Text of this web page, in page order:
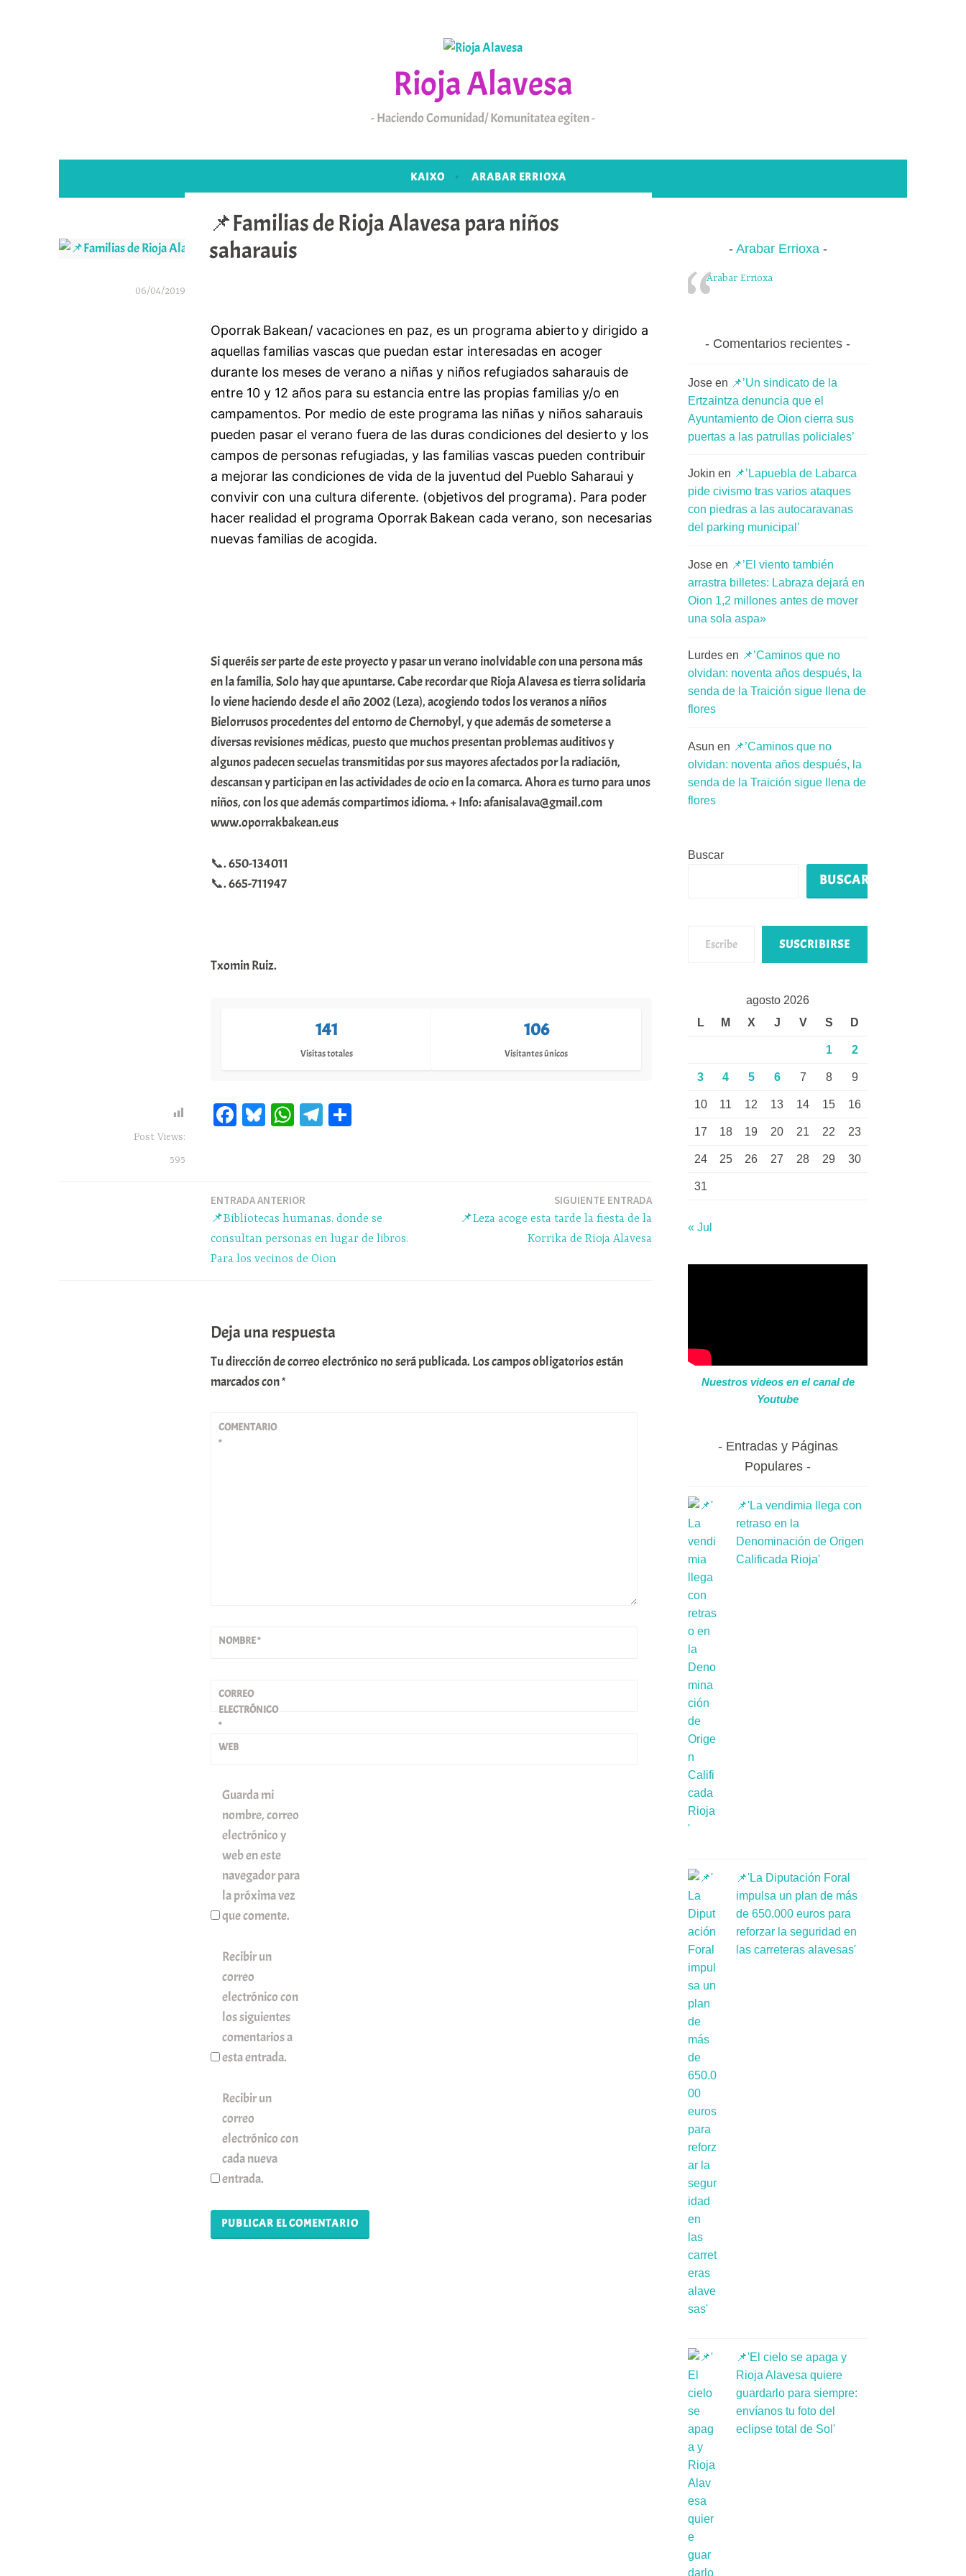
Rioja Alavesa
Haciendo Comunidad/ Komunitatea egiten
KAIXO ARABAR ERRIOXA
📌Familias de Rioja Alavesa para niños
saharauis
06/04/2019
Oporrak Bakean/ vacaciones en paz, es un programa abiertoy dirigido a
aquellas familias vascas que puedan estar interesadas en acoger
durante los meses de verano a niñas y niños refugiados saharauis de
entre 10 y 12 años para su estancia entre las propias familias y/o en
campamentos. Por medio de este programa las niñas y niños saharauis
pueden pasar el verano fuera de las duras condiciones del desierto y los
campos de personas refugiadas, y las familias vascas pueden contribuir
a mejorar las condiciones de vida de la juventud del Pueblo Saharaui y
convivir con una cultura diferente. (objetivos del programa). Para poder
hacer realidad el programa Oporrak Bakean cada verano, son necesarias
nuevas familias de acogida.
Si queréis ser parte de este proyecto y pasar un verano inolvidable con una persona más
en la familia, Solo hay que apuntarse. Cabe recordar que Rioja Alavesa es tierra solidaria
lo viene haciendo desde el año 2002 (Leza), acogiendo todos los veranos a niños
Bielorrusos procedentes del entorno de Chernobyl, y que además de someterse a
diversas revisiones médicas, puesto que muchos presentan problemas auditivos y
algunos padecen secuelas transmitidas por sus mayores afectados por la radiación,
descansan y participan en las actividades de ocio en la comarca. Ahora es turno para unos
niños, con los que además compartimos idioma. + Info: afanisalava@gmail.com
www.oporrakbakean.eus
📞. 650-134011
📞. 665-711947
Txomin Ruiz.
141
Visitas totales
106
Visitantes únicos
Post Views:
595
Fa Bl W
pp
Te
m rti
r
ENTRADA ANTERIOR
📌Bibliotecas humanas, donde se
consultan personas en lugar de libros.
Para los vecinos de Oion
SIGUIENTE ENTRADA
📌Leza acoge esta tarde la fiesta de la
Korrika de Rioja Alavesa
Deja una respuesta
Tu dirección de correo electrónico no será publicada. Los campos obligatorios están
marcados con*
COMENTARIO
*
NOMBRE*
CORREO
ELECTRÓNICO
*
WEB
Guarda mi
nombre, correo
electrónico y
web en este
navegador para
la próxima vez
que comente.
Recibir un
correo
electrónico con
los siguientes
comentarios a
esta entrada.
Recibir un
correo
electrónico con
cada nueva
entrada.
Arabar Errioxa
Arabar Errioxa
Comentarios recientes
Jose en 📌’Un sindicato de la
Ertzaintza denuncia que el
Ayuntamiento de Oion cierra sus
puertas a las patrullas policiales’
Jokin en 📌’Lapuebla de Labarca
pide civismo tras varios ataques
con piedras a las autocaravanas
del parking municipal’
Jose en 📌’El viento también
arrastra billetes: Labraza dejará en
Oion 1,2 millones antes de mover
una sola aspa»
Lurdes en 📌’Caminos que no
olvidan: noventa años después, la
senda de la Traición sigue llena de
flores
Asun en 📌’Caminos que no
olvidan: noventa años después, la
senda de la Traición sigue llena de
flores
Buscar
BUSCAR
SUSCRIBIRSE
agosto 2026
L
M X J V S D
1 2
3 4 5 6 7 8 9
10 11 12 13 14 15 16
17 18 19 20 21 22 23
24 25 26 27 28 29 30
31
« Jul
Nuestros videos en el canal de
Youtube
Entradas y Páginas
Populares
📌'La vendimia llega con
retraso en la
Denominación de Origen
Calificada Rioja'
📌'La Diputación Foral
impulsa un plan de más
de 650.000 euros para
reforzar la seguridad en
las carreteras alavesas'
📌'El cielo se apaga y
Rioja Alavesa quiere
guardarlo para siempre:
envíanos tu foto del
eclipse total de Sol'